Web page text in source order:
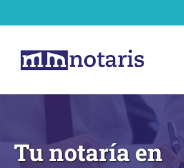
al
Tu notaría en